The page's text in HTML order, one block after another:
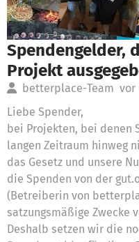
Spendengelder,
Projekt
betterplace-Team vor
Liebe Spender,
bei Projekten, bei denen
langen Zeitraum hinweg
das Gesetz und unsere
die Spenden von der
(Betreiberin von
satzungsmäßige Zwecke
Deshalb setzen wir die